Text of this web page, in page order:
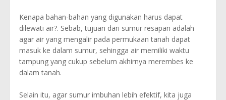
Kenapa bahan-bahan yang digunakan harus dapat
dilewati air?. Sebab, tujuan dari sumur resapan adalah
agar air yang mengalir pada permukaan tanah dapat
masuk ke dalam sumur, sehingga air memiliki waktu
tampung yang cukup sebelum akhirnya merembes ke
dalam tanah.
Selain itu, agar sumur imbuhan lebih efektif, kita juga